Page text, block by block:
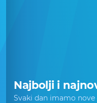
Najbolji i
Svaki dan imamo